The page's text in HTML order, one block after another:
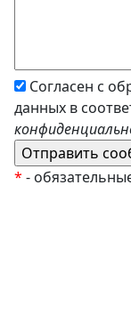
Согласен с
данных в
* -